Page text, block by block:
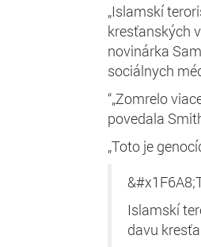
„Islamskí
kresťanských
novinárka
sociálnych
“„Zomrelo
povedala
„Toto je
Islamskí
davu